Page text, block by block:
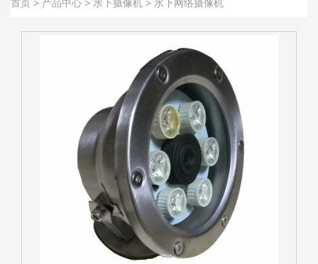
首页 > 产品中心 > 水下摄像机 > 水下网络摄像机